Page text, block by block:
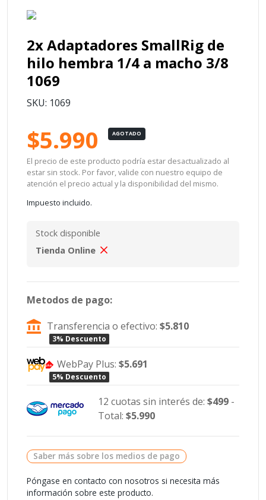
2x Adaptadores SmallRig de
hilo hembra 1/4 a macho 3/8
1069
SKU: 1069
$5.990 AGOTADO
El precio de este producto podría estar desactualizado al
estar sin stock. Por favor, valide con nuestro equipo de
atención el precio actual y la disponibilidad del mismo.
Impuesto incluido.
Stock disponible
Tienda Online
Metodos de pago:
Transferencia o efectivo:$5.810
3% Descuento
WebPay Plus:$5.691
5% Descuento
12 cuotas sin interés de: $499-
Total: $5.990
Saber más sobre los medios de pago
Póngase en contacto con nosotros si necesita más
información sobre este producto.